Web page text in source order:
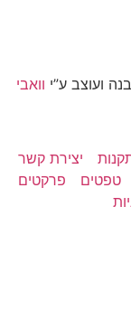
וואבי
יצירת קשר
טפטים
פרקטים